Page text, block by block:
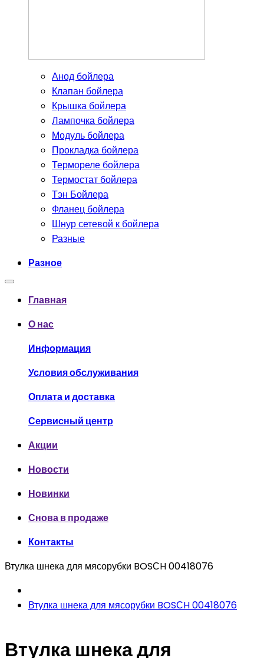
Анод бойлера
Клапан бойлера
Крышка бойлера
Лампочка бойлера
Модуль бойлера
Прокладка бойлера
Термореле бойлера
Термостат бойлера
Тэн Бойлера
Фланец бойлера
Шнур сетевой к бойлера
Разные
Разное
Главная
О нас
Информация
Условия обслуживания
Оплата и доставка
Сервисный центр
Акции
Новости
Новинки
Снова в продаже
Контакты
Втулка шнека для мясорубки BOSСH 00418076
Втулка шнека для мясорубки BOSСH 00418076
Втулка шнека для